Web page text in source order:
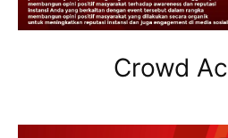
Crowd